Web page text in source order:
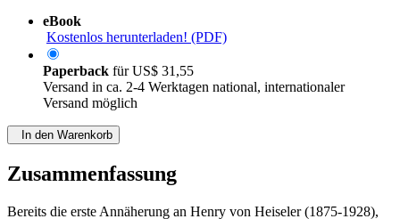
eBook
Kostenlos herunterladen! (PDF)
PaperbackfürUS$ 31,55
Versand in ca. 2-4 Werktagen national, internationaler
Zusammenfassung